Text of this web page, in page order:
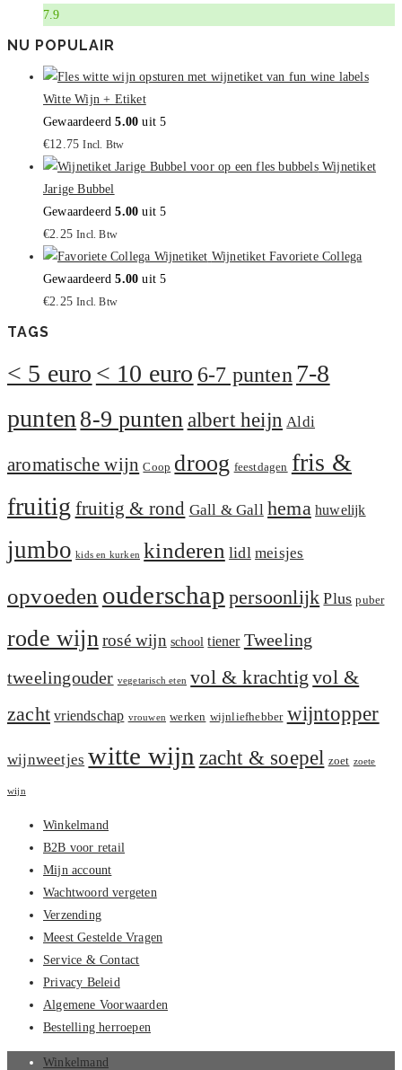
7.9
NU POPULAIR
Witte Wijn + Etiket
Gewaardeerd5.00 uit 5
€12.75 Incl. Btw
Wijnetiket
Jarige Bubbel
Gewaardeerd5.00 uit 5
€2.25 Incl. Btw
Wijnetiket Favoriete Collega
Gewaardeerd5.00 uit 5
€2.25 Incl. Btw
TAGS
< 5 euro < 10 euro 6-7 punten7-8
punten8-9 puntenalbert heijn Aldi
aromatische wijn Coop droog feestdagen fris &
fruitig fruitig & rond Gall & Gall hema huwelijk
jumbo kids en kurken kinderen lidl meisjes
opvoeden ouderschap persoonlijk Plus puber
rode wijn rosé wijn school tiener Tweeling
tweelingouder vegetarisch eten vol & krachtig vol &
zacht vriendschap vrouwen werken wijnliefhebber wijntopper
wijnweetjes witte wijn zacht & soepel zoet zoete
wijn
Winkelmand
B2B voor retail
Mijn account
Wachtwoord vergeten
Verzending
Meest Gestelde Vragen
Service & Contact
Privacy Beleid
Algemene Voorwaarden
Bestelling herroepen
Winkelmand